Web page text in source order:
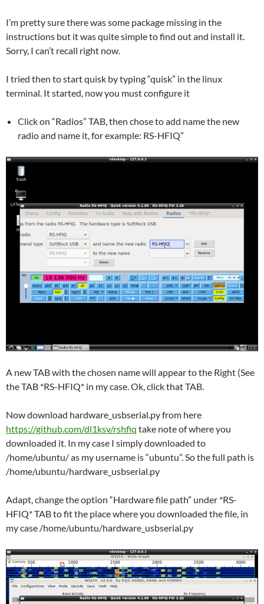
I’m pretty sure there was some package missing in the
instructions but it was quite simple to find out and install it.
Sorry, I can’t recall right now.
I tried then to start quisk by typing “quisk” in the linux
terminal. It started, now you must configure it
Click on “Radios” TAB, then chose to add name the new
radio and name it, for example: RS-HFIQ”
A new TAB with the chosen name will appear to the Right (See
the TAB *RS-HFIQ* in my case. Ok, click that TAB.
Now download hardware_usbserial.py from here
https://github.com/dl1ksv/rshfiq take note of where you
downloaded it. In my case I simply downloaded to
/home/ubuntu/ as my username is “ubuntu”. So the full path is
/home/ubuntu/hardware_usbserial.py
Adapt, change the option “Hardware file path” under *RS-
HFIQ* TAB to fit the place where you downloaded the file, in
my case /home/ubuntu/hardware_usbserial.py